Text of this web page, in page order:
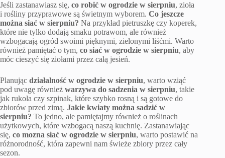
Jeśli zastanawiasz się, co robić w ogrodzie w sierpniu, zioła
i rośliny przyprawowe są świetnym wyborem. Co jeszcze
można siać w sierpniu? Na przykład pietruszkę czy koperek,
które nie tylko dodają smaku potrawom, ale również
wzbogacają ogród swoimi pięknymi, zielonymi liśćmi. Warto
również pamiętać o tym, co siać w ogrodzie w sierpniu, aby
móc cieszyć się ziołami przez całą jesień.
Planując działalność w ogrodzie w sierpniu, warto wziąć
pod uwagę również warzywa do sadzenia w sierpniu, takie
jak rukola czy szpinak, które szybko rosną i są gotowe do
zbiorów przed zimą. Jakie kwiaty można sadzić w
sierpniu? To jedno, ale pamiętajmy również o roślinach
użytkowych, które wzbogacą naszą kuchnię. Zastanawiając
się, co mozna siać w ogrodzie w sierpniu, warto postawić na
różnorodność, która zapewni nam świeże zbiory przez cały
sezon.